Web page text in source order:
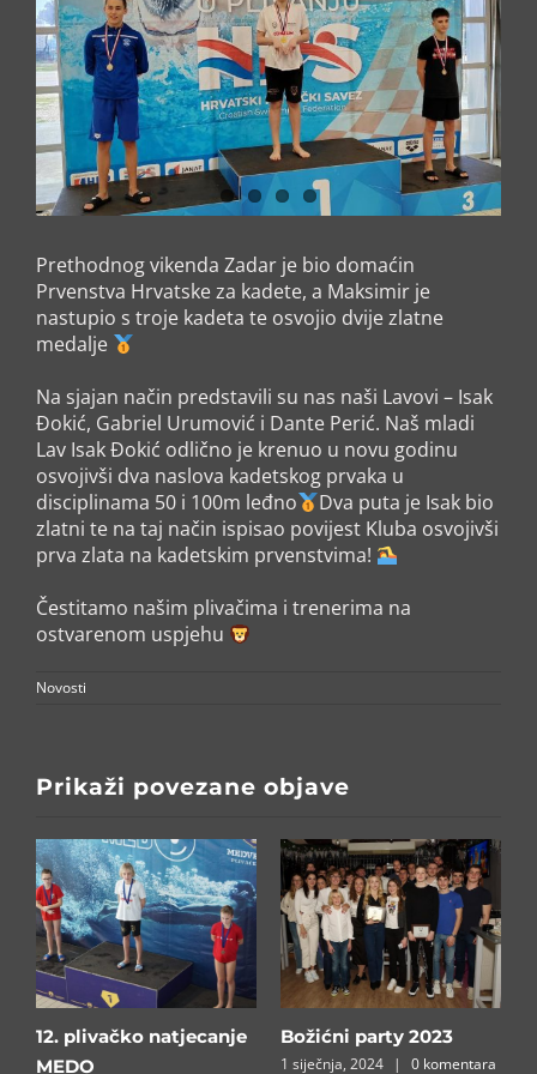
Prethodnog vikenda Zadar je bio domaćin
Prvenstva Hrvatske za kadete, a Maksimir je
nastupio s troje kadeta te osvojio dvije zlatne
medalje
Na sjajan način predstavili su nas naši Lavovi – Isak
Đokić, Gabriel Urumović i Dante Perić. Naš mladi
Lav Isak Đokić odlično je krenuo u novu godinu
osvojivši dva naslova kadetskog prvaka u
disciplinama 50 i 100m leđno
Dva puta je Isak bio
zlatni te na taj način ispisao povijest Kluba osvojivši
prva zlata na kadetskim prvenstvima!
Čestitamo našim plivačima i trenerima na
ostvarenom uspjehu
Novosti
Prikaži povezane objave
12. plivačko natjecanje
MEDO⁣
Božićni party 2023
1 siječnja, 2024 | 0 komentara